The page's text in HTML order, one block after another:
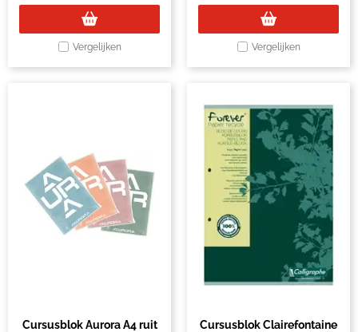
Vergelijken Vergelijken
Cursusblok Aurora A4 ruit
Cursusblok Clairefontaine